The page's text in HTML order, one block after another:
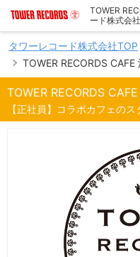
TOWER
ード株式会
タワーレコード株式会社TOP
TOWER RECORDS
TOWER RECORDS
【正社員】コラボカフェの